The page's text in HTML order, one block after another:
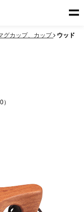
グカップ、カップ
ウッド